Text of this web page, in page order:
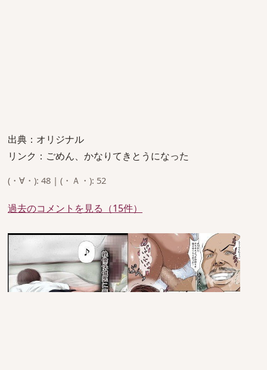
出典：オリジナル
リンク：ごめん、かなりてきとうになった
(・∀・): 48 | (・Ａ・): 52
過去のコメントを見る（15件）